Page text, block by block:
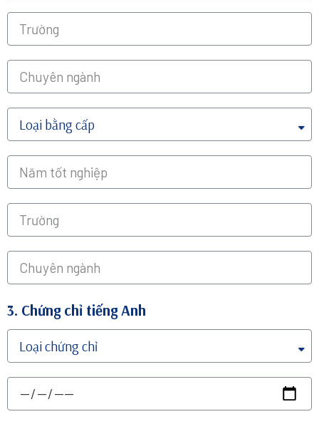
3. Chứng chỉ tiếng Anh